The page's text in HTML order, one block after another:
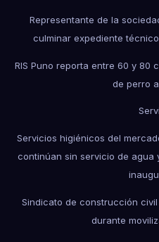
Representante de la
culminar expediente
RIS Puno reporta entre 60 y 80
de perro
Servicios higiénicos del
continúan sin servicio de agua
Sindicato de construcción
durante